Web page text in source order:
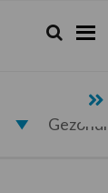
Zoeken...
Zoek